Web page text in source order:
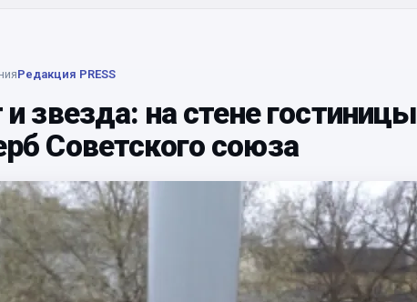
Редакция PRESS
звезда: на стене гостиницы
Советского союза